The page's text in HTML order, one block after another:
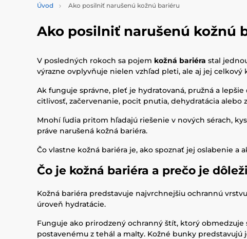
Úvod Ako posilniť narušenú kožnú bariéru
Ako posilniť narušenú kožnú
V posledných rokoch sa pojem kožná bariéra stal
výrazne ovplyvňuje nielen vzhľad pleti, ale aj jej celkový
Ak funguje správne, pleť je hydratovaná, pružná a
citlivosť, začervenanie, pocit pnutia, dehydratácia
Mnohí ľudia pritom hľadajú riešenie v nových sérach,
práve narušená kožná bariéra.
Čo vlastne kožná bariéra je, ako spoznať jej oslabenie a
Čo je kožná bariéra a prečo je
Kožná bariéra predstavuje najvrchnejšiu ochrannú
úroveň hydratácie.
Funguje ako prirodzený ochranný štít, ktorý
postavenému z tehál a malty. Kožné bunky